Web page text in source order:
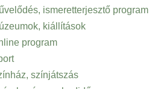
ismeretterjesztő program
kiállítások
program
színjátszás